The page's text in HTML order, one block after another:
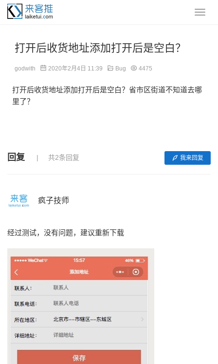
打开后收货地址添加打开后是空白？
godwith 2020年2月4日 11:39 Bug 4475
打开后收货地址添加打开后是空白？省市区街道不知道去哪
里了？
回复 共2条回复 我来回复
疯子技师
经过测试，没有问题，建议重新下载